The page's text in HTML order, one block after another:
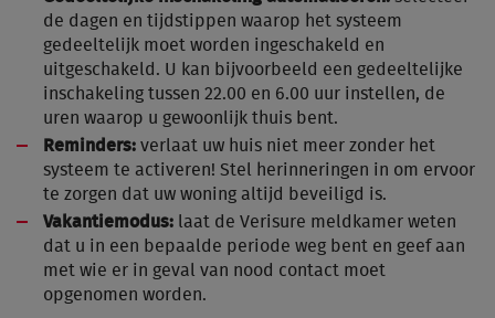
de dagen en tijdstippen waarop het systeem
gedeeltelijk moet worden ingeschakeld en
uitgeschakeld. U kan bijvoorbeeld een gedeeltelijke
inschakeling tussen 22.00 en 6.00 uur instellen, de
uren waarop u gewoonlijk thuis bent.
Reminders: verlaat uw huis niet meer zonder het
systeem te activeren! Stel herinneringen in om ervoor
te zorgen dat uw woning altijd beveiligd is.
Vakantiemodus: laat de Verisure meldkamer weten
dat u in een bepaalde periode weg bent en geef aan
met wie er in geval van nood contact moet
opgenomen worden.